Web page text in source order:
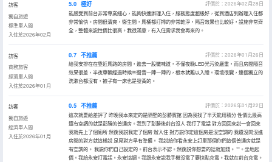
訪客
獨自旅遊
標準單人間
入住於2026年02月
5.0 極好
評價於：2026年02月28日
能感受到前台非常專業細心，能夠快速辦理入住，服務態度超級好，從到酒店到辦理入住都
非常愉快。房間很清爽，衞生間，馬桶都打掃的非常乾淨，隔音效果也比較好，設施非常齊
全，整體來説性價比很高。我很滿意，有入住需求我會再來的。
訪客
商務旅客
經濟單人間
入住於2026年01月
0.7 不推薦
評價於：2026年01月26日
給我安排在在靠近馬路的房間，進去一股黴味道，不僅夜晚LED光污染嚴重，而且房間隔音
效果很差，半夜車輛經過時候￼聲音一陣一陣的，根本就難以入睡。環境很臟，連個獨立的
洗漱台都沒有，被子有一床也是發黃的。
訪客
獨自旅遊
經濟單人間
入住於2026年01月
0.5 不推薦
評價於：2026年01月22日
這次就要給差評了 昨晚我本來定的是隔壁的彭勝賓館 因為我找了半天能用積分 性價比最高
還有空調的就是彭勝的普通房。我到了彭勝後前台沒人 我打了電話 對方回回來説一會回來
我就先上了個廁所 然後我説我定了個房 辦入住 對方説你定這個房是沒空調的 我還沒問沒進
房間的對方就這樣説 足見對方早有準備。 我説給你看永安上訂單那個你們這個普通房就是
有空調的。 我説你們自己設定的。前台表示不認。然後説你想要的話就加錢。 **。坐地起
價。我給永安打電話。永安協調。我跟永安説我手機沒電了要快點充電。我就在前台充電。